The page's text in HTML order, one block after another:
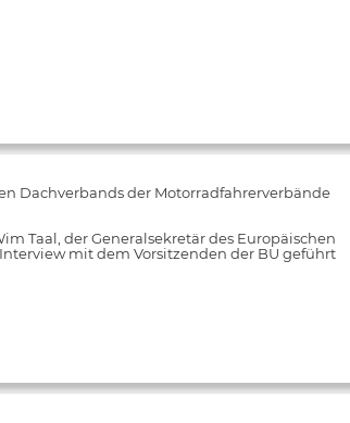
Dachverbands der Motorradfahrerverbände
Taal, der Generalsekretär des Europäischen
mit dem Vorsitzenden der BU geführt